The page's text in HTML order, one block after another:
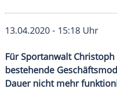
13.04.2020 - 15:18 Uhr
Für Sportanwalt
bestehende
Dauer nicht mehr